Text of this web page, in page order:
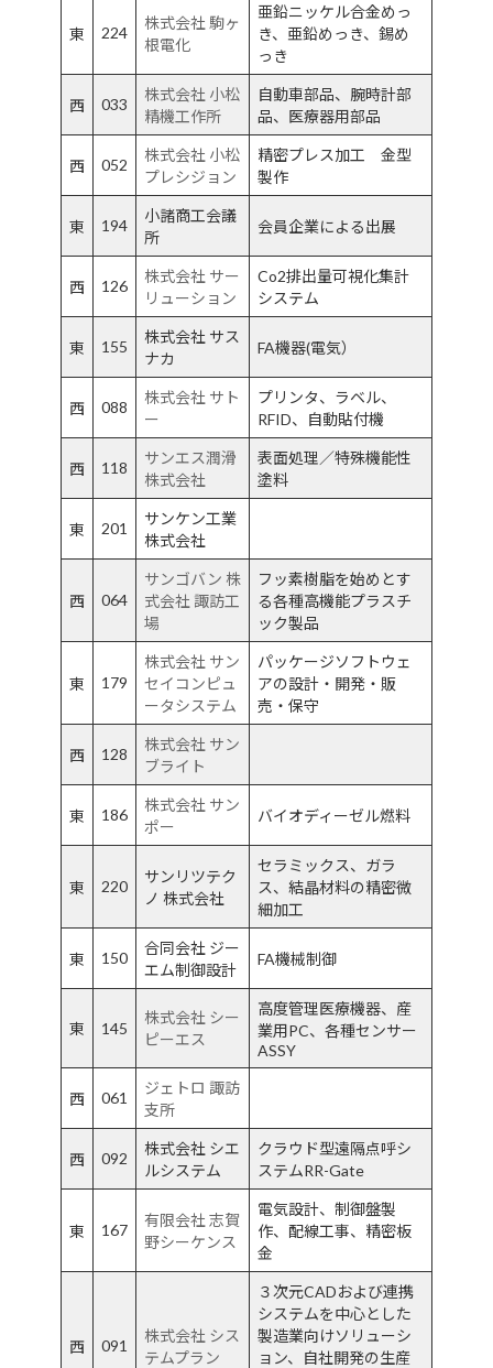
東 224
株式会社 駒ヶ
根電化
亜鉛ニッケル合金めっ
き、亜鉛めっき、錫め
っき
西 033
株式会社 小松
精機工作所
自動車部品、腕時計部
品、医療器用部品
西 052
株式会社 小松
プレシジョン
精密プレス加工 金型
製作
東 194
小諸商工会議
所
会員企業による出展
西 126
株式会社 サー
リューション
Co2排出量可視化集計
システム
東 155
株式会社 サス
ナカ
FA機器(電気）
西 088
株式会社 サト
ー
プリンタ、ラベル、
RFID、自動貼付機
西 118
サンエス潤滑
株式会社
表面処理／特殊機能性
塗料
東 201
サンケン工業
株式会社
西 064
サンゴバン 株
式会社 諏訪工
場
フッ素樹脂を始めとす
る各種高機能プラスチ
ック製品
東 179
株式会社 サン
セイコンピュ
ータシステム
パッケージソフトウェ
アの設計・開発・販
売・保守
西 128
株式会社 サン
ブライト
東 186
株式会社 サン
ポー
バイオディーゼル燃料
東 220
サンリツテク
ノ 株式会社
セラミックス、ガラ
ス、結晶材料の精密微
細加工
東 150
合同会社 ジー
エム制御設計
FA機械制御
東 145
株式会社 シー
ピーエス
高度管理医療機器、産
業用PC、各種センサー
ASSY
西 061
ジェトロ 諏訪
支所
西 092
株式会社 シエ
ルシステム
クラウド型遠隔点呼シ
ステムRR-Gate
東 167
有限会社 志賀
野シーケンス
電気設計、制御盤製
作、配線工事、精密板
金
西 091
株式会社 シス
テムプラン
３次元CADおよび連携
システムを中心とした
製造業向けソリューシ
ョン、自社開発の生産